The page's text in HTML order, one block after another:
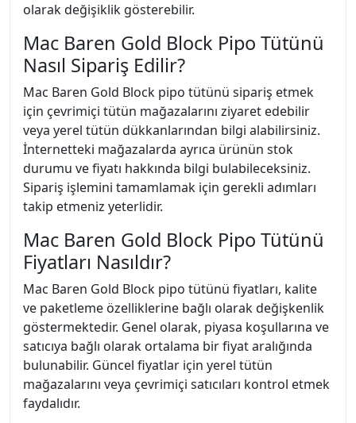
olarak değişiklik gösterebilir.
Mac Baren Gold Block Pipo Tütünü
Nasıl Sipariş Edilir?
Mac Baren Gold Block pipo tütünü sipariş etmek
için çevrimiçi tütün mağazalarını ziyaret edebilir
veya yerel tütün dükkanlarından bilgi alabilirsiniz.
İnternetteki mağazalarda ayrıca ürünün stok
durumu ve fiyatı hakkında bilgi bulabileceksiniz.
Sipariş işlemini tamamlamak için gerekli adımları
takip etmeniz yeterlidir.
Mac Baren Gold Block Pipo Tütünü
Fiyatları Nasıldır?
Mac Baren Gold Block pipo tütünü fiyatları, kalite
ve paketleme özelliklerine bağlı olarak değişkenlik
göstermektedir. Genel olarak, piyasa koşullarına ve
satıcıya bağlı olarak ortalama bir fiyat aralığında
bulunabilir. Güncel fiyatlar için yerel tütün
mağazalarını veya çevrimiçi satıcıları kontrol etmek
faydalıdır.